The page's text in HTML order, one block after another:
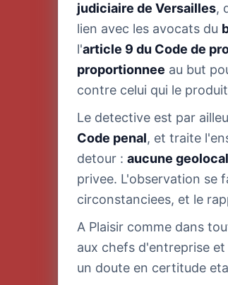
judiciaire de Versailles,
lien avec les avocats du
l'article 9 du Code de
proportionnee au but
contre celui qui le
Le detective est par
Code penal, et traite
detour :aucune
privee. L'observation se
circonstanciees, et le
A Plaisir comme dans
aux chefs d'entreprise
un doute en certitude